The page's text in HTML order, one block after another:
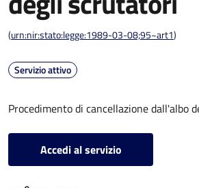
(urn:nir:stato:legge:1989-03-08;95~art1)
Servizio attivo
Procedimento di cancellazione dall'albo
Accedi al servizio